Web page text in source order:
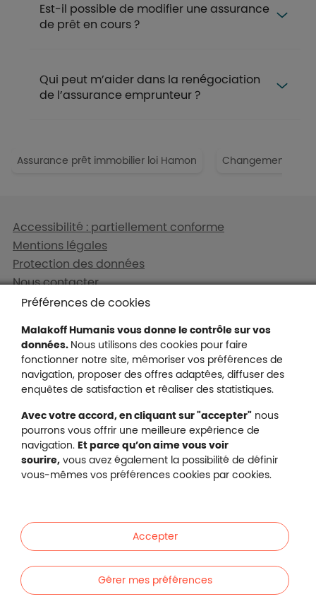
Est-il possible de modifier une assurance
de prêt en cours ?
Qui peut m’aider dans la renégociation
de l’assurance emprunteur ?
Assurance prêt immobilier loi Hamon Changement
Liens en bas de page
Accessibilité : partiellement conforme
Mentions légales
Protection des données
Nous contacter
Plan du site
Malakoff Humanis sur Facebook
Malakoff Humanis sur YouTube
Malakoff Humanis sur X
Malakoff Humanis
Footer autres sites
Mutuelle santé, prévoyance, épargne, retraite,
Malakoff Humanis à vos côtés.
Entreprises
Indépendants
Préférences de cookies
Malakoff Humanis vous donne le contrôle sur vos
données. Nous utilisons des cookies pour faire
fonctionner notre site, mémoriser vos préférences de
navigation, proposer des offres adaptées, diffuser des
enquêtes de satisfaction et réaliser des statistiques.
Avec votre accord, en cliquant sur "accepter" nous
pourrons vous offrir une meilleure expérience de
navigation. Et parce qu’on aime vous voir
sourire, vous avez également la possibilité de définir
vous-mêmes vos préférences cookies par cookies.
Gérer mes préférences
Accepter